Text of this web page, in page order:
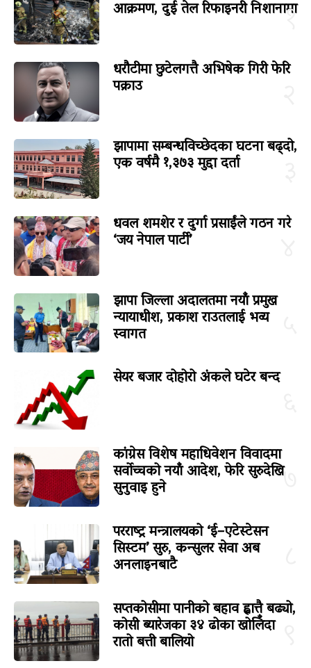
१
आक्रमण, दुई तेल रिफाइनरी निशानामा
धरौटीमा छुटेलगत्तै अभिषेक गिरी फेरि
पक्राउ
झापामा सम्बन्धविच्छेदका घटना बढ्दो,
एक वर्षमै १,३७३ मुद्दा दर्ता
धवल शमशेर र दुर्गा प्रसाईंले गठन गरे
‘जय नेपाल पार्टी’
झापा जिल्ला अदालतमा नयाँ प्रमुख
न्यायाधीश, प्रकाश राउतलाई भव्य
स्वागत
सेयर बजार दोहोरो अंकले घटेर बन्द
७
कांग्रेस विशेष महाधिवेशन विवादमा
सर्वोच्चको नयाँ आदेश, फेरि सुरुदेखि
सुनुवाइ हुने
परराष्ट्र मन्त्रालयको ‘ई–एटेस्टेसन
सिस्टम’ सुरु, कन्सुलर सेवा अब
अनलाइनबाटै
सप्तकोसीमा पानीको बहाव ह्वात्तै बढ्यो,
कोसी ब्यारेजका ३४ ढोका खोलिँदा
रातो बत्ती बालियो